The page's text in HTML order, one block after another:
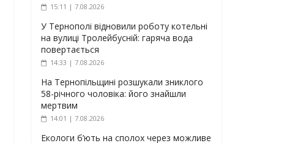
15:11 | 7.08.2026
У Тернополі відновили роботу котельні
на вулиці Тролейбусній: гаряча вода
повертається
14:33 | 7.08.2026
На Тернопільщині розшукали зниклого
58-річного чоловіка: його знайшли
мертвим
14:01 | 7.08.2026
Екологи б’ють на сполох через можливе